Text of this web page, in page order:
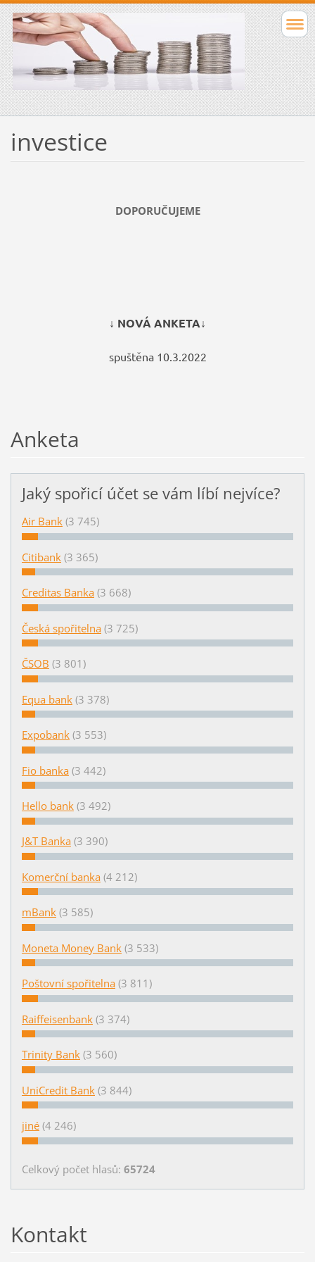
investice
DOPORUČUJEME
↓ NOVÁ ANKETA↓
spuštěna 10.3.2022
Anketa
Jaký spořicí účet se vám líbí nejvíce?
Air Bank (3 745)
Citibank (3 365)
Creditas Banka (3 668)
Česká spořitelna (3 725)
ČSOB (3 801)
Equa bank (3 378)
Expobank (3 553)
Fio banka (3 442)
Hello bank (3 492)
J&T Banka (3 390)
Komerční banka (4 212)
mBank (3 585)
Moneta Money Bank (3 533)
Poštovní spořitelna (3 811)
Raiffeisenbank (3 374)
Trinity Bank (3 560)
UniCredit Bank (3 844)
jiné (4 246)
Celkový počet hlasů: 65724
Kontakt